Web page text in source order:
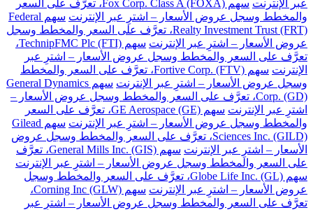
عبر الإنترنت
سهم Fox Corp. Class A (FOXA)، تعرَّف على السعر
والمخطط وسجل عروض الأسعار – اشترِ عبر الإنترنت
سهم Federal
Realty Investment Trust (FRT)، تعرَّف على السعر والمخطط وسجل
عروض الأسعار – اشترِ عبر الإنترنت
سهم TechnipFMC Plc (FTI)،
تعرَّف على السعر والمخطط وسجل عروض الأسعار – اشترِ عبر
الإنترنت
سهم Fortive Corp. (FTV)، تعرَّف على السعر والمخطط
وسجل عروض الأسعار – اشترِ عبر الإنترنت
سهم General Dynamics
Corp. (GD)، تعرَّف على السعر والمخطط وسجل عروض الأسعار –
اشترِ عبر الإنترنت
سهم GE Aerospace (GE)، تعرَّف على السعر
والمخطط وسجل عروض الأسعار – اشترِ عبر الإنترنت
سهم Gilead
Sciences Inc. (GILD)، تعرَّف على السعر والمخطط وسجل عروض
الأسعار – اشترِ عبر الإنترنت
سهم General Mills Inc. (GIS)، تعرَّف
على السعر والمخطط وسجل عروض الأسعار – اشترِ عبر الإنترنت
سهم Globe Life Inc. (GL)، تعرَّف على السعر والمخطط وسجل
عروض الأسعار – اشترِ عبر الإنترنت
سهم Corning Inc (GLW)،
تعرَّف على السعر والمخطط وسجل عروض الأسعار – اشترِ عبر